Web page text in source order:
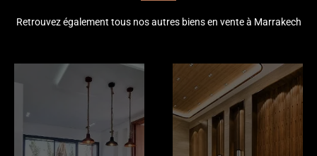
Retrouvez également tous nos autres biens en vente à Marrakech